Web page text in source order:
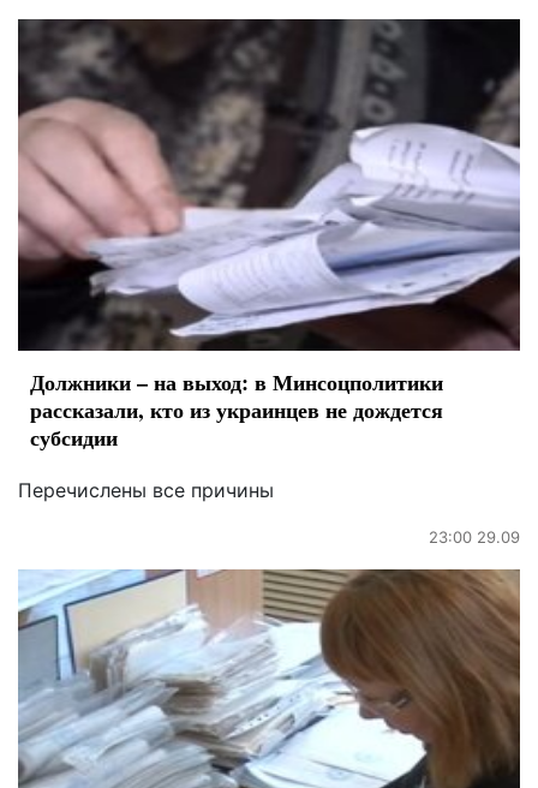
Должники – на выход: в Минсоцполитики
рассказали, кто из украинцев не дождется
субсидии
Перечислены все причины
23:00 29.09